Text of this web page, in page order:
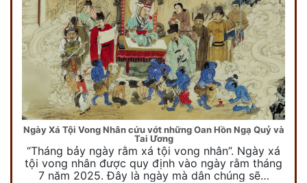
Ngày Xá Tội Vong Nhân cứu vớt những Oan Hồn Ngạ Quỷ và
Tai Ương
“Tháng bảy ngày rằm xá tội vong nhân”. Ngày xá
tội vong nhân được quy định vào ngày rằm tháng
7 năm 2025. Đây là ngày mà dân chúng sẽ…